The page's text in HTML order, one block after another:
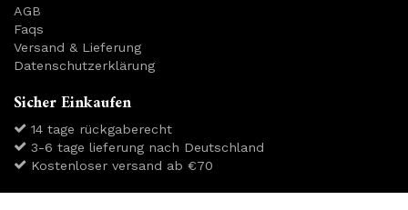
AGB
Faqs
Versand & Lieferung
Datenschutzerklärung
Sicher Einkaufen
14 tage rückgaberecht
3-6 tage lieferung nach Deutschland
Kostenloser versand ab €70